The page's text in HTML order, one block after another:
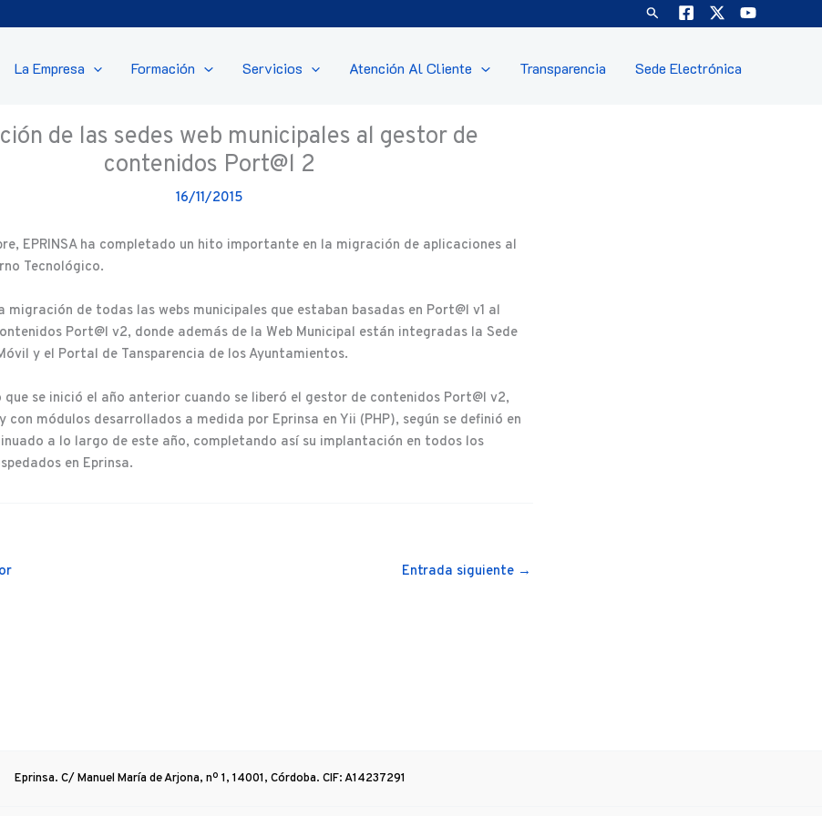
Buscar
La Empresa Formación Servicios Atención Al Cliente Transparencia Sede Electrónica
de las sedes web municipales al gestor de
contenidos Port@l 2
16/11/2015
EPRINSA ha completado un hito importante en la migración de aplicaciones al
Tecnológico.
migración de todas las webs municipales que estaban basadas en Port@l v1 al
Port@l v2, donde además de la Web Municipal están integradas la Sede
y el Portal de Tansparencia de los Ayuntamientos.
que se inició el año anterior cuando se liberó el gestor de contenidos Port@l v2,
con módulos desarrollados a medida por Eprinsa en Yii (PHP), según se definió en
a lo largo de este año, completando así su implantación en todos los
en Eprinsa.
Entrada siguiente →
Eprinsa. C/ Manuel María de Arjona, nº 1, 14001, Córdoba. CIF: A14237291